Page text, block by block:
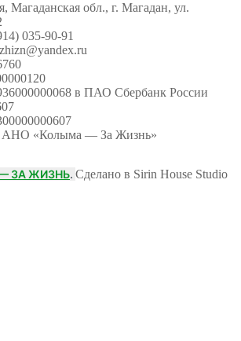
Магаданская обл., г. Магадан, ул.
035-90-91
в ПАО Сбербанк России
АНО «Колыма — За Жизнь»
ЗА ЖИЗНЬ. Сделано в Sirin House Studio